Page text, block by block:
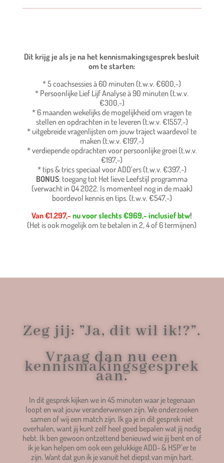
Dit krijg je als je na het kennismakingsgesprek besluit
om te starten:
* 5 coachsessies à 60 minuten (t.w.v. €600,-)
* Persoonlijke Lief Lijf Analyse à 90 minuten (t.w.v.
€300,-)
* 6 maanden wekelijks de mogelijkheid om vragen te
stellen en opdrachten in te leveren (t.w.v. €1557,-)
* uitgebreide vragenlijsten om jouw traject waardevol te
maken (t.w.v. €197,-)
* verdiepende opdrachten voor persoonlijke groei (t.w.v.
€197,-)
* tips & trics speciaal voor ADD’ers (t.w.v. €397,-)
BONUS: toegang tot Het lieve Leefstijl programma
(verwacht in Q4 2022. Is momenteel nog in de maak)
boordevol kennis en tips. (t.w.v. €547,-)
Van €1.297,- nu voor slechts €969,- inclusief btw!
(Het is ook mogelijk om te betalen in 2, 4 of 6 termijnen)
Zeg jij: ”Ja, dit wil ik!?”.
Vraag dan nu een
kennismakingsgesprek
aan.
In dit gesprek kijken we in 45 minuten waar je tegenaan
loopt en wat jouw veranderwensen zijn. We onderzoeken
samen of wij een match zijn. Ik ga je in dit gesprek niet
overhalen, want jij kunt zelf heel goed bepalen wat jij nodig
hebt. Ik ben gewoon ontzettend benieuwd wie jij bent en of
ik je kan helpen om ook een gelukkige ADD- & HSP’er te
zijn. Want dat gun ik je vanuit het diepst van mijn hart.